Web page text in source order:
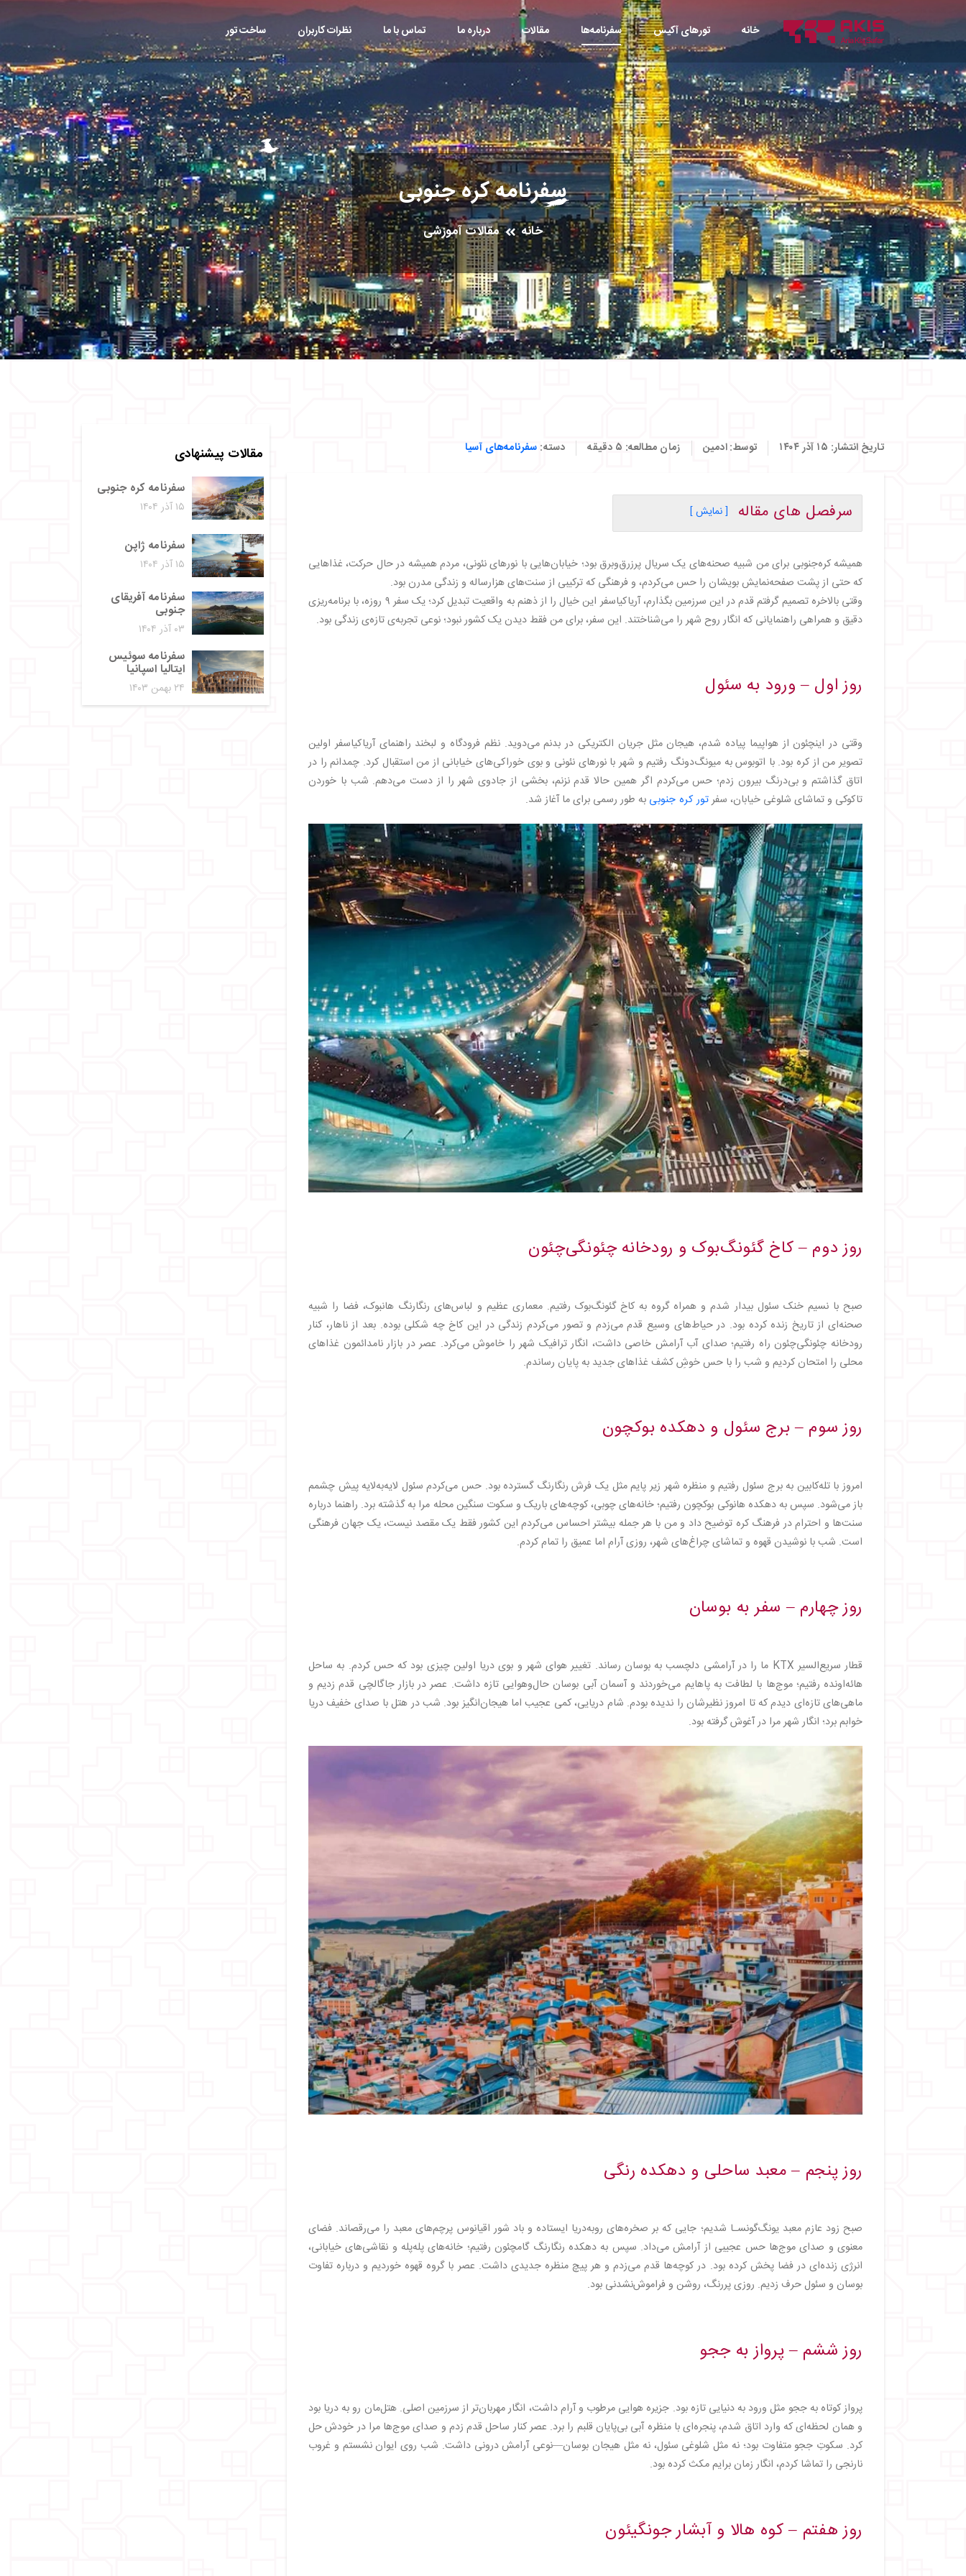
خانه تورهای آکیس سفرنامه‌ها مقالات درباره ما تماس با ما نظرات کاربران ساخت تور
سفرنامه کره جنوبی
خانه مقالات آموزشی
مقالات پیشنهادی
سفرنامه کره جنوبی
۱۵ آذر ۱۴۰۴
سفرنامه ژاپن
۱۵ آذر ۱۴۰۴
سفرنامه آفریقای
جنوبی
۰۳ آذر ۱۴۰۴
سفرنامه سوئیس
ایتالیا اسپانیا
۲۴ بهمن ۱۴۰۳
تاریخ انتشار: ۱۵ آذر ۱۴۰۴ توسط:ادمین زمان مطالعه: ۵ دقیقه دسته: سفرنامه‌های آسیا
سرفصل های مقاله
[ نمایش ]
・روز اول – ورود به سئول
روز دوم – کاخ گئونگ‌بوک و رودخانه چئونگی‌چئون
روز سوم – برج سئول و دهکده بوکچون
・ روز چهارم – سفر به بوسان
・روز پنجم – معبد ساحلی و دهکده رنگی
・روز ششم – پرواز به ججو
・روز نهم – بازگشت به ایران
همیشه کره‌جنوبی برای من شبیه صحنه‌های یک سریال پرزرق‌وبرق بود؛ خیابان‌هایی با نورهای نئونی، مردم همیشه در حال حرکت، غذاهایی
که حتی از پشت صفحه‌نمایش بویشان را حس می‌کردم، و فرهنگی که ترکیبی از سنت‌های هزارساله و زندگی مدرن بود.
وقتی بالاخره تصمیم گرفتم قدم در این سرزمین بگذارم، آریاکیاسفر این خیال را از ذهنم به واقعیت تبدیل کرد؛ یک سفر ۹ روزه، با برنامه‌ریزی
دقیق و همراهی راهنمایانی که انگار روح شهر را می‌شناختند. این سفر، برای من فقط دیدن یک کشور نبود؛ نوعی تجربه‌ی تازه‌ی زندگی بود.
روز اول – ورود به سئول
وقتی در اینچئون از هواپیما پیاده شدم، هیجان مثل جریان الکتریکی در بدنم می‌دوید. نظم فرودگاه و لبخند راهنمای آریاکیاسفر اولین
تصویر من از کره بود. با اتوبوس به میونگ‌دونگ رفتیم و شهر با نورهای نئونی و بوی خوراکی‌های خیابانی از من استقبال کرد. چمدانم را در
اتاق گذاشتم و بی‌درنگ بیرون زدم؛ حس می‌کردم اگر همین حالا قدم نزنم، بخشی از جادوی شهر را از دست می‌دهم. شب با خوردن
تاکوکی و تماشای شلوغی خیابان، سفرتور کره جنوبی به طور رسمی برای ما آغاز شد.
روز دوم – کاخ گئونگ‌بوک و رودخانه چئونگی‌چئون
صبح با نسیم خنک سئول بیدار شدم و همراه گروه به کاخ گئونگ‌بوک رفتیم. معماری عظیم و لباس‌های رنگارنگ هانبوک، فضا را شبیه
صحنه‌ای از تاریخ زنده کرده بود. در حیاط‌های وسیع قدم می‌زدم و تصور می‌کردم زندگی در این کاخ چه شکلی بوده. بعد از ناهار، کنار
رودخانه چئونگی‌چئون راه رفتیم؛ صدای آب آرامش خاصی داشت، انگار ترافیک شهر را خاموش می‌کرد. عصر در بازار نامدائمون غذاهای
محلی را امتحان کردیم و شب را با حس خوشِ کشف غذاهای جدید به پایان رساندم.
روز سوم – برج سئول و دهکده بوکچون
امروز با تله‌کابین به برج سئول رفتیم و منظره شهر زیر پایم مثل یک فرش رنگارنگ گسترده بود. حس می‌کردم سئول لایه‌به‌لایه پیش چشمم
باز می‌شود. سپس به دهکده هانوکی بوکچون رفتیم؛ خانه‌های چوبی، کوچه‌های باریک و سکوت سنگین محله مرا به گذشته برد. راهنما درباره
سنت‌ها و احترام در فرهنگ کره توضیح داد و من با هر جمله بیشتر احساس می‌کردم این کشور فقط یک مقصد نیست، یک جهان فرهنگی
است. شب با نوشیدن قهوه و تماشای چراغ‌های شهر، روزی آرام اما عمیق را تمام کردم.
روز چهارم – سفر به بوسان
قطار سریع‌السیر KTX ما را در آرامشی دلچسب به بوسان رساند. تغییر هوای شهر و بوی دریا اولین چیزی بود که حس کردم. به ساحل
هائه‌اونده رفتیم؛ موج‌ها با لطافت به پاهایم می‌خوردند و آسمان آبی بوسان حال‌وهوایی تازه داشت. عصر در بازار جاگالچی قدم زدیم و
ماهی‌های تازه‌ای دیدم که تا امروز نظیرشان را ندیده بودم. شام دریایی، کمی عجیب اما هیجان‌انگیز بود. شب در هتل با صدای خفیف دریا
خوابم برد؛ انگار شهر مرا در آغوش گرفته بود.
روز پنجم – معبد ساحلی و دهکده رنگی
صبح زود عازم معبد یونگ‌گونسـا شدیم؛ جایی که بر صخره‌های رو‌به‌دریا ایستاده و باد شور اقیانوس پرچم‌های معبد را می‌رقصاند. فضای
معنوی و صدای موج‌ها حس عجیبی از آرامش می‌داد. سپس به دهکده رنگارنگ گامچئون رفتیم؛ خانه‌های پله‌پله و نقاشی‌های خیابانی،
انرژی زنده‌ای در فضا پخش کرده بود. در کوچه‌ها قدم می‌زدم و هر پیچ منظره جدیدی داشت. عصر با گروه قهوه خوردیم و درباره تفاوت
بوسان و سئول حرف زدیم. روزی پررنگ، روشن و فراموش‌نشدنی بود.
روز ششم – پرواز به ججو
پرواز کوتاه به ججو مثل ورود به دنیایی تازه بود. جزیره هوایی مرطوب و آرام داشت، انگار مهربان‌تر از سرزمین اصلی. هتل‌مان رو به دریا بود
و همان لحظه‌ای که وارد اتاق شدم، پنجره‌ای با منظره آبی بی‌پایان قلبم را برد. عصر کنار ساحل قدم زدم و صدای موج‌ها مرا در خودش حل
کرد. سکوتِ ججو متفاوت بود؛ نه مثل شلوغی سئول، نه مثل هیجان بوسان—نوعی آرامش درونی داشت. شب روی ایوان نشستم و غروب
نارنجی را تماشا کردم، انگار زمان برایم مکث کرده بود.
روز هفتم – کوه هالا و آبشار جونگیئون